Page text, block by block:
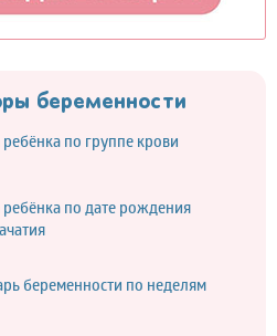
беременности
по группе крови
по дате рождения
беременности по неделям